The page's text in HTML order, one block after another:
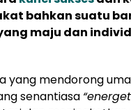
bahkan suatu
maju dan
yang mendorong
senantiasa